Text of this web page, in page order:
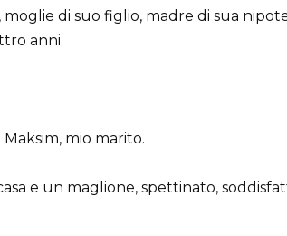
moglie di suo figlio, madre di sua
anni.
mio marito.
e un maglione, spettinato,